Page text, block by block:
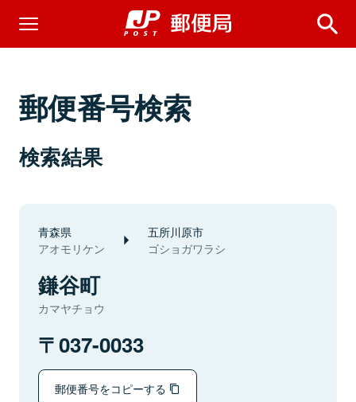
郵便番号検索
検索結果
青森県
アオモリケン
五所川原市
ゴショガワラシ
鎌谷町
カマヤチョウ
037-0033
郵便番号をコピーする